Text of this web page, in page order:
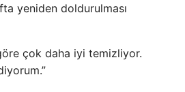
yeniden doldurulması
çok daha iyi temizliyor.